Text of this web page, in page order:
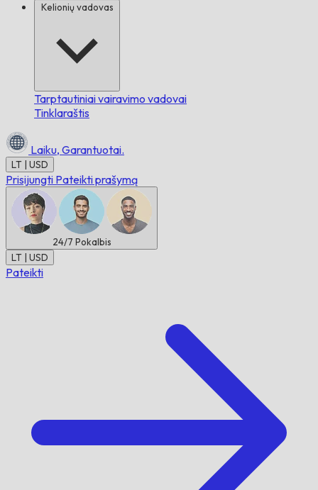
Kelionių vadovas
Tarptautiniai vairavimo vadovai
Tinklaraštis
Laiku, Garantuotai.
LT | USD
Prisijungti Pateikti prašymą
24/7 Pokalbis
LT | USD
Pateikti